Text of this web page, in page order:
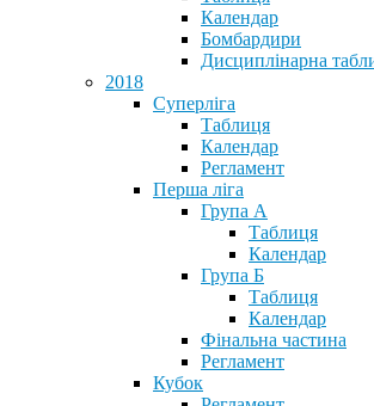
Календар
Бомбардири
Дисциплінарна
2018
Суперліга
Таблиця
Календар
Регламент
Перша ліга
Група А
Таблиця
Календар
Група Б
Таблиця
Календар
Фінальна частина
Регламент
Кубок